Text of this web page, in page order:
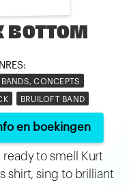
BOTTOM
BANDS, CONCEPTS
BRUILOFT BAND
en boekingen
ready to smell Kurt
shirt, sing to brilliant